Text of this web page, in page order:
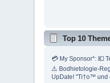
Top 10
💳 My Sponsor*: 💶
⚠️ Bodhietologie-
UpDate! "Ti†o™ und